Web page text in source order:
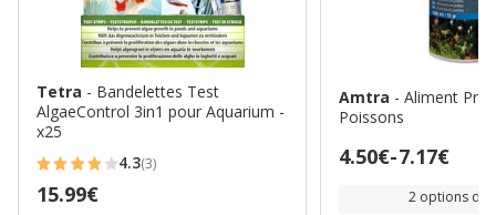
Tetra - Bandelettes Test
AlgaeControl 3in1 pour Aquarium -
x25
4.3
étoiles
4.3(3)
Prix
15.99€
Amtra - Aliment Pro
Poissons
Prix
4.50€-7.17€
2 options de